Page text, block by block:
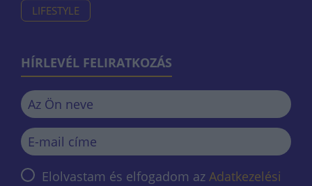
LIFESTYLE
HÍRLEVÉL FELIRATKOZÁS
Elolvastam és elfogadom az Adatkezelési